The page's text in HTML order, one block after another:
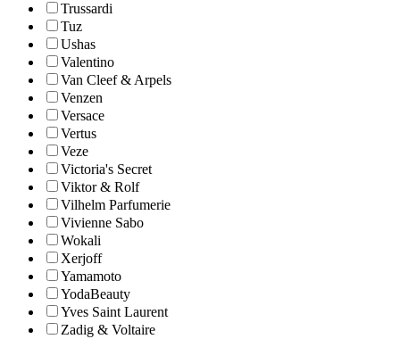
Trussardi
Tuz
Ushas
Valentino
Van Cleef & Arpels
Venzen
Versace
Vertus
Veze
Victoria's Secret
Viktor & Rolf
Vilhelm Parfumerie
Vivienne Sabo
Wokali
Xerjoff
Yamamoto
YodaBeauty
Yves Saint Laurent
Zadig & Voltaire